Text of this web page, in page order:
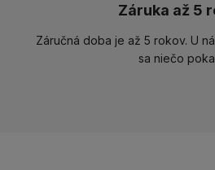
Záruka až 5
Záručná doba je až 5 rokov. U
sa niečo